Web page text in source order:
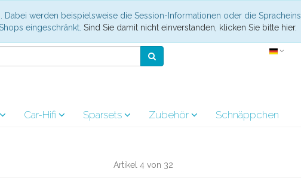
werden beispielsweise die Session-Informationen oder die
eingeschränkt. Sind Sie damit nicht einverstanden, klicken Sie bitte hier.
Car-Hifi Sparsets Zubehör Schnäppchen
Artikel 4 von 32